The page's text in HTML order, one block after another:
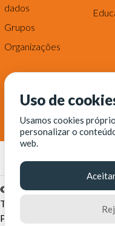
dados
Grupos
Organizações
© Fortaleza Digital ||
Tecnologia e Inovação de
Praia de Iracema -
Uso de
Usamos cookies
personalizar o
web.